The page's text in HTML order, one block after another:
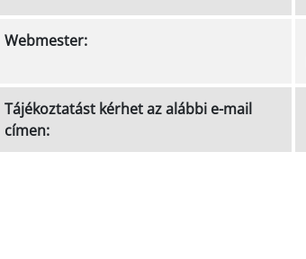
Webmester:
Tájékoztatást kérhet az alábbi e-mail
címen: